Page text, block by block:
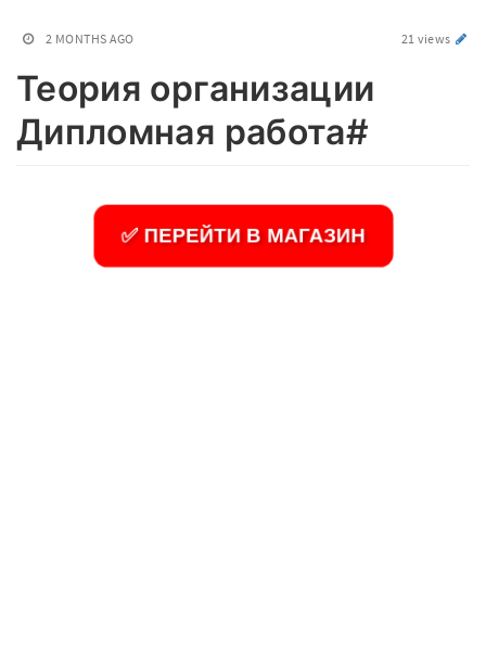
2 MONTHS AGO 21 views
Теория организации
Дипломная работа#
✅ ПЕРЕЙТИ В МАГАЗИН